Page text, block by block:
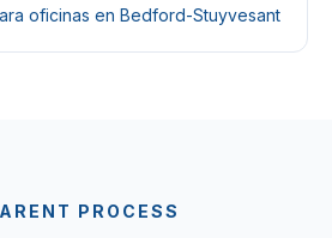
oficinas en Bedford-Stuyvesant
PROCESS